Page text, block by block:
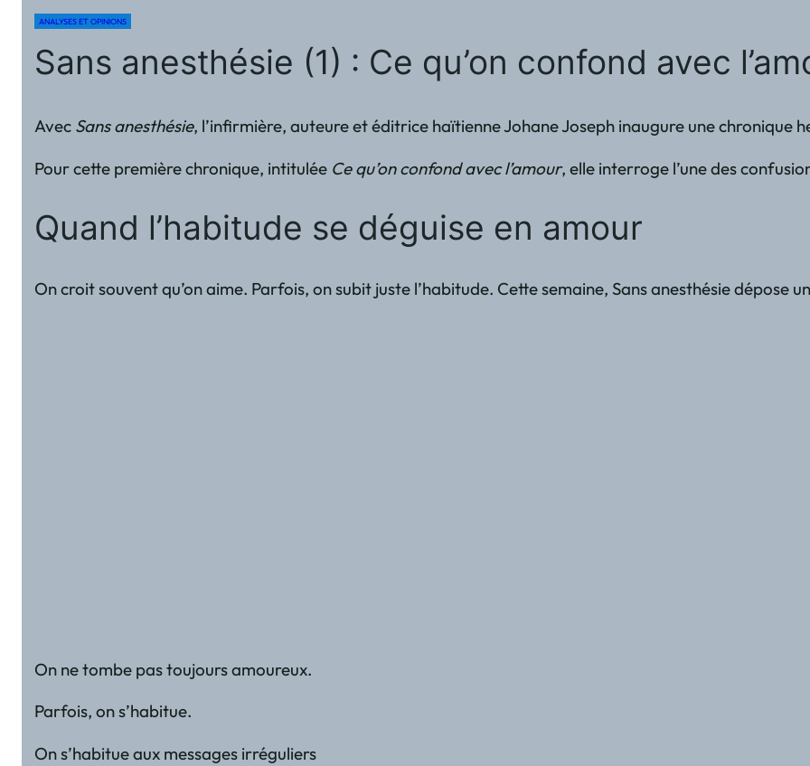
ANALYSES ET OPINIONS
Sans anesthésie (1) : Ce qu’on confond avec
Avec Sans anesthésie, l’infirmière, auteure et éditrice haïtienne Johane Joseph inaugure une
Pour cette première chronique, intitulée Ce qu’on confond avec l’amour, elle interroge l’une des
Quand l’habitude se déguise en amour
On croit souvent qu’on aime. Parfois, on subit juste l’habitude. Cette semaine, Sans anesthésie dépose
On ne tombe pas toujours amoureux.
Parfois, on s’habitue.
On s’habitue aux messages irréguliers